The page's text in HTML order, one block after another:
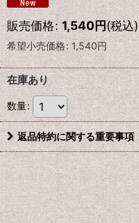
販売価格: 1,540円(税込)
希望小売価格: 1,540円
在庫あり
数量:
返品特約に関する重要事項